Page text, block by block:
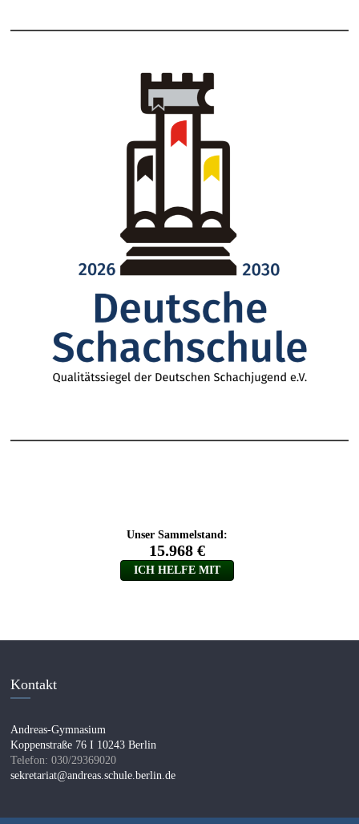
Kontakt
Andreas-Gymnasium
Koppenstraße 76 I 10243 Berlin
Telefon: 030/29369020
sekretariat@andreas.schule.berlin.de